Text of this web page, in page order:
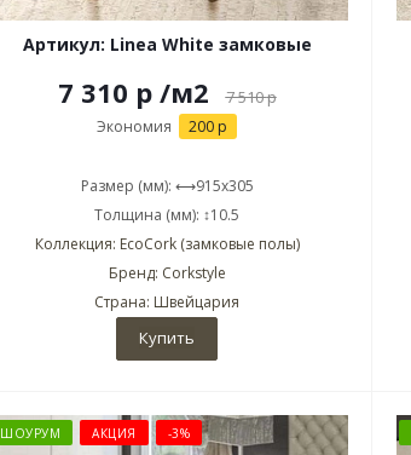
Артикул: Linea White замковые
7 310 р /м2 7 510р
Экономия 200 р
Размер (мм): ⟷915x305
Толщина (мм): ↕10.5
Коллекция: EcoCork (замковые полы)
Бренд: Corkstyle
Страна: Швейцария
Купить
ШОУРУМ АКЦИЯ -3%